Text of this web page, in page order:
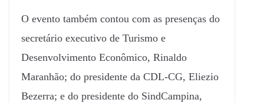
O evento também contou com as presenças do
secretário executivo de Turismo e
Desenvolvimento Econômico, Rinaldo
Maranhão; do presidente da CDL-CG, Eliezio
Bezerra; e do presidente do SindCampina,